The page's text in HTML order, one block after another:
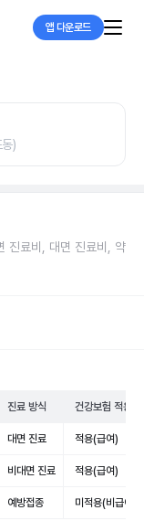
앱 다운로드
)
진료비, 대면 진료비, 약
진료 방식 건강보험 적용
대면 진료 적용(급여)
비대면 진료 적용(급여)
예방접종 미적용(비급여)